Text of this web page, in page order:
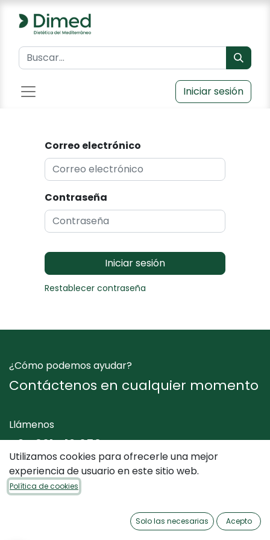
Iniciar sesión
Correo electrónico
Contraseña
Iniciar sesión
Restablecer contraseña
¿Cómo podemos ayudar?
Contáctenos en cualquier momento
Llámenos
+34 961 412 050
Envíenos un mensaje
Utilizamos cookies para ofrecerle una mejor
experiencia de usuario en este sitio web.
Política de cookies
Solo las necesarias Acepto